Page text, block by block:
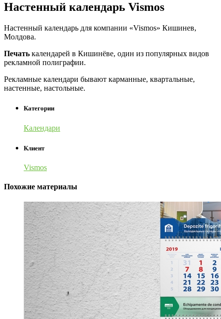
Настенный календарь Vismos
Настенный календарь для компании «Vismos» Кишинев,
Молдова.
Печать календарей в Кишинёве, один из популярных видов
рекламной полиграфии.
Рекламные календари бывают карманные, квартальные,
настенные, настольные.
Категории
Календари
Клиент
Vismos
Похожие материалы